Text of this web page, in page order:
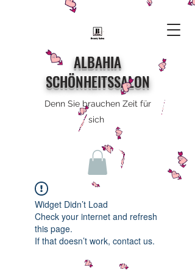
ALBAHIA
SCHÖNHEITSSALON
Denn Sie brauchen Zeit für
sich
Widget Didn’t Load
Check your internet and refresh
this page.
If that doesn’t work, contact us.